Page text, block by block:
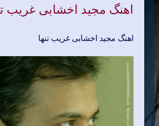
اهنگ مجید اخشابی غریب
اهنگ مجید اخشابی غریب تنها